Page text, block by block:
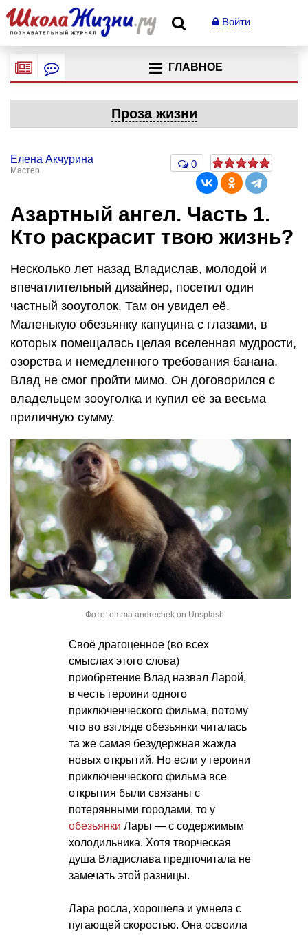
Войти
ГЛАВНОЕ
Проза жизни
Елена Акчурина
Мастер
0
​Азартный ангел. Часть 1.
Кто раскрасит твою жизнь?
Несколько лет назад Владислав, молодой и
впечатлительный дизайнер, посетил один
частный зооуголок. Там он увидел её.
Маленькую обезьянку капуцина с глазами, в
которых помещалась целая вселенная мудрости,
озорства и немедленного требования банана.
Влад не смог пройти мимо. Он договорился с
владельцем зооуголка и купил её за весьма
приличную сумму.
Фото: emma andrechek on Unsplash
Своё драгоценное (во всех
смыслах этого слова)
приобретение Влад назвал Ларой,
в честь героини одного
приключенческого фильма, потому
что во взгляде обезьянки читалась
та же самая безудержная жажда
новых открытий. Но если у героини
приключенческого фильма все
открытия были связаны с
потерянными городами, то у
обезьянки Лары — с содержимым
холодильника. Хотя творческая
душа Владислава предпочитала не
замечать этой разницы.
Лара росла, хорошела и умнела с
пугающей скоростью. Она освоила